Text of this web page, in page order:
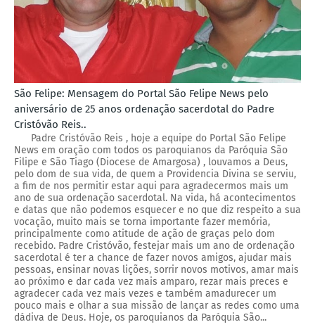
São Felipe: Mensagem do Portal São Felipe News pelo
aniversário de 25 anos ordenação sacerdotal do Padre
Cristóvão Reis..
Padre Cristóvão Reis , hoje a equipe do Portal São Felipe
News em oração com todos os paroquianos da Paróquia São
Filipe e São Tiago (Diocese de Amargosa) , louvamos a Deus,
pelo dom de sua vida, de quem a Providencia Divina se serviu,
a fim de nos permitir estar aqui para agradecermos mais um
ano de sua ordenação sacerdotal. Na vida, há acontecimentos
e datas que não podemos esquecer e no que diz respeito a sua
vocação, muito mais se torna importante fazer memória,
principalmente como atitude de ação de graças pelo dom
recebido. Padre Cristóvão, festejar mais um ano de ordenação
sacerdotal é ter a chance de fazer novos amigos, ajudar mais
pessoas, ensinar novas lições, sorrir novos motivos, amar mais
ao próximo e dar cada vez mais amparo, rezar mais preces e
agradecer cada vez mais vezes e também amadurecer um
pouco mais e olhar a sua missão de lançar as redes como uma
dádiva de Deus. Hoje, os paroquianos da Paróquia São...